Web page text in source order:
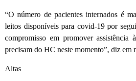
“O número de pacientes internados é
leitos disponíveis para covid-19 por
compromisso em promover assistência
precisam do HC neste momento”, diz
Altas